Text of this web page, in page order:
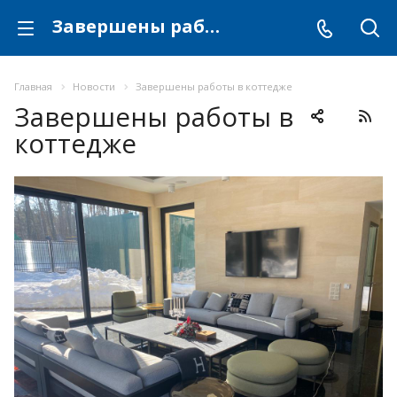
Завершены работы в коттедже
Главная Новости Завершены работы в коттедже
Завершены работы в
коттедже